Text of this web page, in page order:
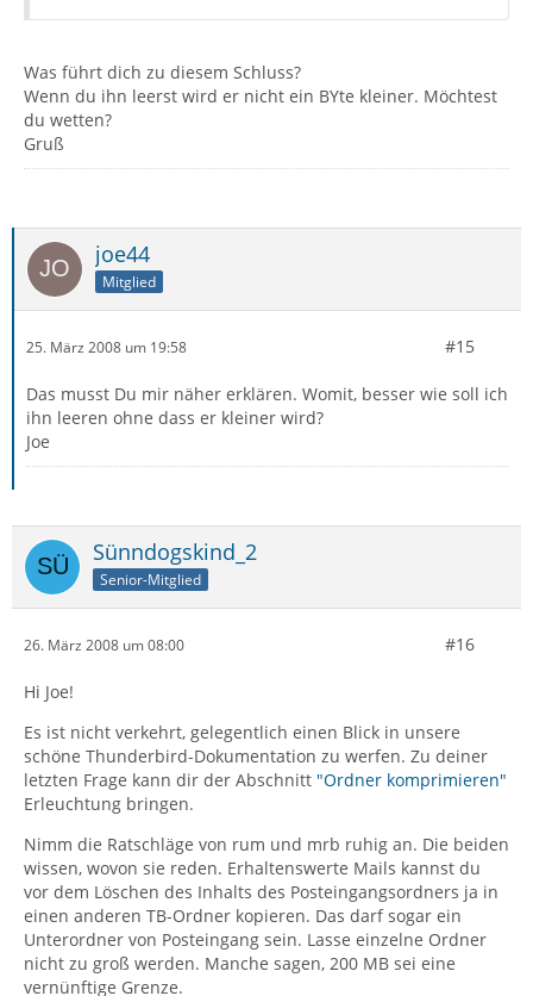
Was führt dich zu diesem Schluss?
Wenn du ihn leerst wird er nicht ein BYte kleiner. Möchtest
du wetten?
Gruß
joe44
Mitglied
25. März 2008 um 19:58 #15
Das musst Du mir näher erklären. Womit, besser wie soll ich
ihn leeren ohne dass er kleiner wird?
Joe
Sünndogskind_2
Senior-Mitglied
26. März 2008 um 08:00 #16
Hi Joe!
Es ist nicht verkehrt, gelegentlich einen Blick in unsere
schöne Thunderbird-Dokumentation zu werfen. Zu deiner
letzten Frage kann dir der Abschnitt "Ordner komprimieren"
Erleuchtung bringen.
Nimm die Ratschläge von rum und mrb ruhig an. Die beiden
wissen, wovon sie reden. Erhaltenswerte Mails kannst du
vor dem Löschen des Inhalts des Posteingangsordners ja in
einen anderen TB-Ordner kopieren. Das darf sogar ein
Unterordner von Posteingang sein. Lasse einzelne Ordner
nicht zu groß werden. Manche sagen, 200 MB sei eine
vernünftige Grenze.